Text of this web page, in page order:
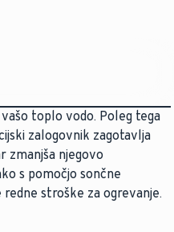
toplo vodo. Poleg tega
zalogovnik zagotavlja
zmanjša njegovo
s pomočjo sončne
stroške za ogrevanje.